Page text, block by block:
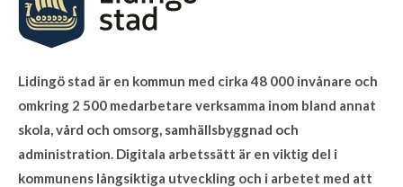
Lidingö stad är en kommun med cirka 48 000 invånare och
omkring 2 500 medarbetare verksamma inom bland annat
skola, vård och omsorg, samhällsbyggnad och
administration. Digitala arbetssätt är en viktig del i
kommunens långsiktiga utveckling och i arbetet med att